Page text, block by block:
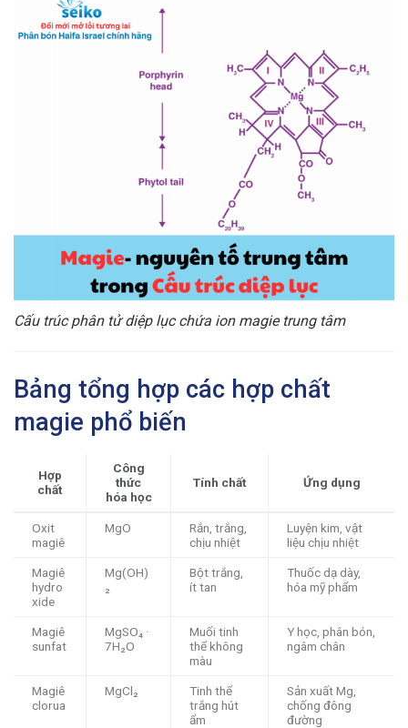
Cấu trúc phân tử diệp lục chứa ion magie trung tâm
Bảng tổng hợp các hợp chất
magie phổ biến
Hợp
chất
Công
thức
hóa học
Tính chất Ứng dụng
Oxit
magiê
MgO
Rắn, trắng,
chịu nhiệt
Luyện kim, vật
liệu chịu nhiệt
Magiê
hydro
xide
Mg(OH)
₂
Bột trắng,
ít tan
Thuốc dạ dày,
hóa mỹ phẩm
Magiê
sunfat
MgSO₄ ·
7H₂O
Muối tinh
thể không
màu
Y học, phân bón,
ngâm chân
Magiê
clorua
MgCl₂
Tinh thể
trắng hút
ẩm
Sản xuất Mg,
chống đông
đường